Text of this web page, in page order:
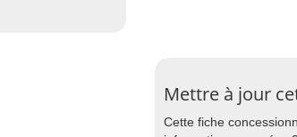
Mettre à jour
Cette fiche